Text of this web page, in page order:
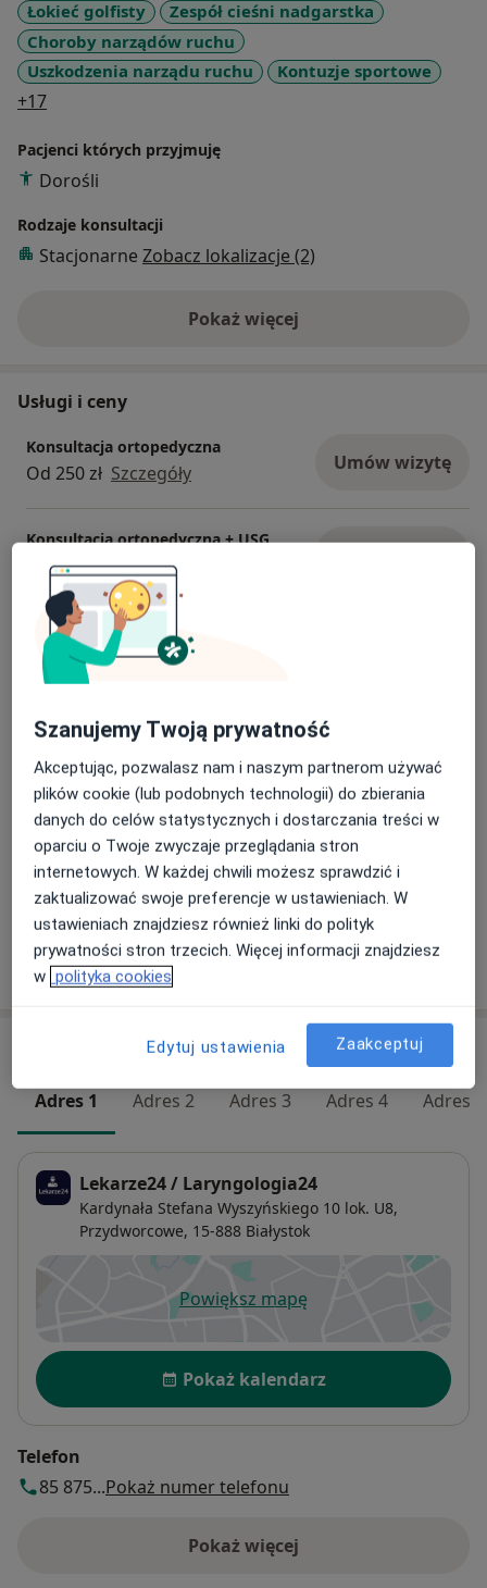
Towarzystwa Ortopedii i Traumatologii, regularnie
uczestniczę w wielu konferencjach naukowych i
kursach dotyczących nowoczesnych metod leczenia w
Polsce i na świecie. Cechuję się empatią i
czasie cenię sobie chwile spędzone z rodziną, podróże
oraz sport.
Łokieć golfisty
Zespół cieśni nadgarstka
Choroby narządów ruchu
Uszkodzenia narządu ruchu
Kontuzje sportowe
+17a11y_sr_more_diseases
Pacjenci których przyjmuję
Dorośli
Rodzaje konsultacji
Stacjonarne Zobacz lokalizacje (2)
Pokaż więcejo doświadczeniu
Usługi i ceny
Konsultacja ortopedyczna
Od 250 zł Szczegóły Umów wizytę
Konsultacja ortopedyczna + USG
300 zł - 320 zł Szczegóły
Punkcja torbieli Bakera
300 zł - 400 zł Szczegóły
Punkcja stawów
Punkcja krwiaka
300 zł Szczegóły Umów wizytę
+ 19 usług
W jaki sposób ustalane są ceny?
Adres 1 Adres 2 Adres 3 Adres 4 Adres 5
Lekarze24 / Laryngologia24
Kardynała Stefana Wyszyńskiego 10 lok. U8,
Przydworcowe, 15-888 Białystok
Powiększ mapęotwiera się w nowej karcie
Dostępność
Pokaż kalendarz
Telefon
85 875...Pokaż numer telefonu
Pokaż więcej
o adresie
Szanujemy Twoją prywatność
Akceptując, pozwalasz nam i naszym partnerom używać
plików cookie (lub podobnych technologii) do zbierania
danych do celów statystycznych i dostarczania treści w
oparciu o Twoje zwyczaje przeglądania stron
internetowych. W każdej chwili możesz sprawdzić i
zaktualizować swoje preferencje w ustawieniach. W
ustawieniach znajdziesz również linki do polityk
prywatności stron trzecich. Więcej informacji znajdziesz
w polityka cookies
Edytuj ustawienia Zaakceptuj